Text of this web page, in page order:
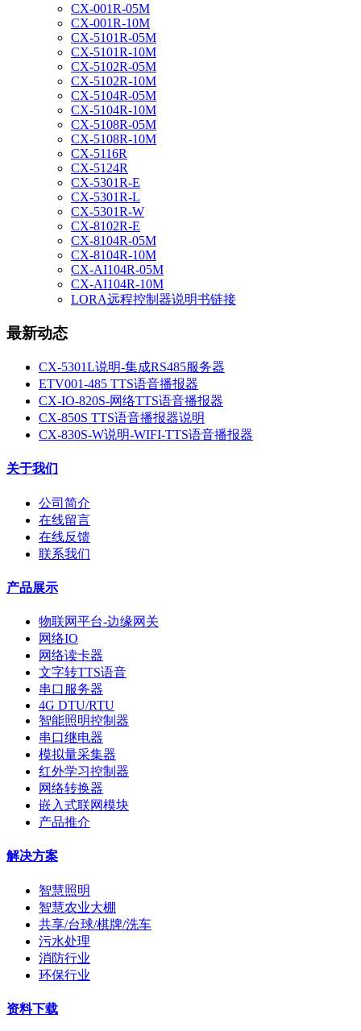
CX-001R-05M
CX-001R-10M
CX-5101R-05M
CX-5101R-10M
CX-5102R-05M
CX-5102R-10M
CX-5104R-05M
CX-5104R-10M
CX-5108R-05M
CX-5108R-10M
CX-5116R
CX-5124R
CX-5301R-E
CX-5301R-L
CX-5301R-W
CX-8102R-E
CX-8104R-05M
CX-8104R-10M
CX-AI104R-05M
CX-AI104R-10M
LORA远程控制器说明书链接
最新动态
CX-5301L说明-集成RS485服务器
ETV001-485 TTS语音播报器
CX-IO-820S-网络TTS语音播报器
CX-850S TTS语音播报器说明
CX-830S-W说明-WIFI-TTS语音播报器
关于我们
公司简介
在线留言
在线反馈
联系我们
产品展示
物联网平台-边缘网关
网络IO
网络读卡器
文字转TTS语音
串口服务器
4G DTU/RTU
智能照明控制器
串口继电器
模拟量采集器
红外学习控制器
网络转换器
嵌入式联网模块
产品推介
解决方案
智慧照明
智慧农业大棚
共享/台球/棋牌/洗车
污水处理
消防行业
环保行业
资料下载